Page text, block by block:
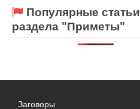
Популярные статьи
раздела "Приметы"
Заговоры